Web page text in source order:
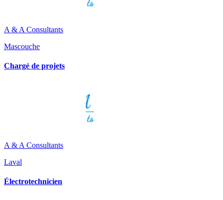
A & A Consultants
Mascouche
Chargé de projets
A & A Consultants
Laval
Électrotechnicien